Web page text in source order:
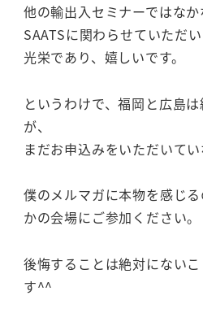
他の輸出入セミナーではなか
SAATSに関わらせていただ
光栄であり、嬉しいです。
というわけで、福岡と広島
が、
まだお申込みをいただいてい
僕のメルマガに本物を感じ
かの会場にご参加ください。
後悔することは絶対にない
す^^